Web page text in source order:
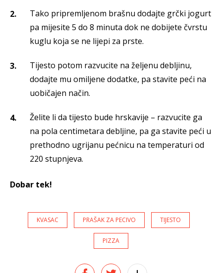
Tako pripremljenom brašnu dodajte grčki jogurt
pa mijesite 5 do 8 minuta dok ne dobijete čvrstu
kuglu koja se ne lijepi za prste.
Tijesto potom razvucite na željenu debljinu,
dodajte mu omiljene dodatke, pa stavite peći na
uobičajen način.
Želite li da tijesto bude hrskavije – razvucite ga
na pola centimetara debljine, pa ga stavite peći u
prethodno ugrijanu pećnicu na temperaturi od
220 stupnjeva.
Dobar tek!
KVASAC PRAŠAK ZA PECIVO TIJESTO
PIZZA